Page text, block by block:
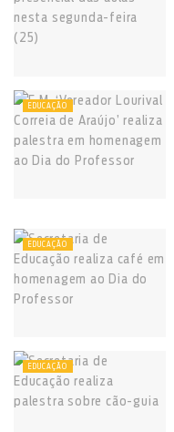
EDUCAÇÃO
EDUCAÇÃO
EDUCAÇÃO